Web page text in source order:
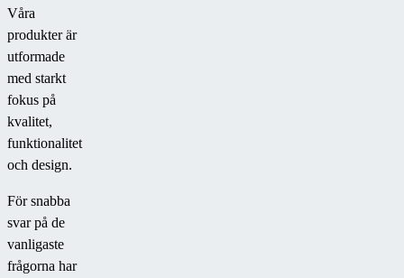
Våra
produkter är
utformade
med starkt
fokus på
kvalitet,
funktionalitet
och design.
För snabba
svar på de
vanligaste
frågorna har